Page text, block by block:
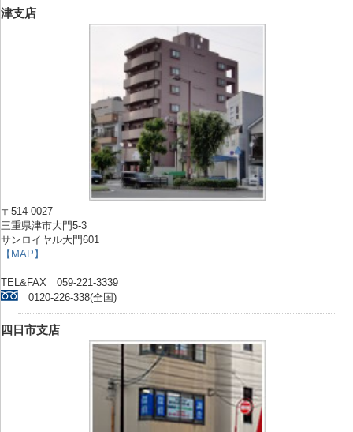
津支店
〒514-0027
三重県津市大門5-3
サンロイヤル大門601
【MAP】
TEL&FAX 059-221-3339
0120-226-338(全国)
四日市支店